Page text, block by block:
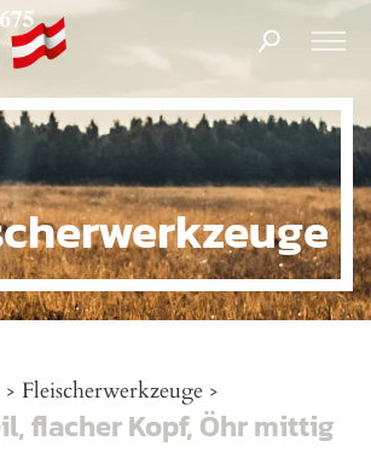
Products
search
> Fleischerwerkzeuge >
flacher Kopf, Öhr mittig